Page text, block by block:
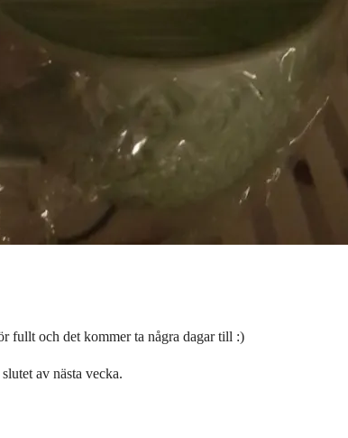
fullt och det kommer ta några dagar till :)
av nästa vecka.